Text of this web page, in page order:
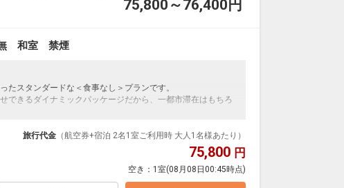
75,800～76,400 円
無 和室 禁煙
たスタンダードな＜食事なし＞プランです。
できるダイナミックパッケージだから、一都市滞在はもちろ
グループ）確約！フライトマイル50%貯まります。
・体験プランなどの追加（同時予約）が可能なプランもござ
旅行代金 （航空券+宿泊 2名1室ご利用時 大人1名様あたり）
75,800 円
空き： 1室(08月08日00:45時点)